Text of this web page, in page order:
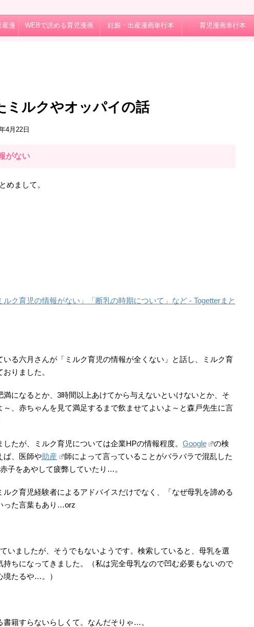
産漫 WEBで読める育児漫画 妊娠・出産漫画単行本 育児漫画単行本
ミルクやオッパイの話
4月22日
がない
めまして。
ク育児の情報がない」「断乳の時期について」など - Togetterまと
る六月さんが「ミルク育児の情報が全くない」と話し、ミルク育
りました。
満になるとか、3時間以上あけてから与えないといけないとか、そ
、赤ちゃんを見て満足するまで飲ませてよいよ～と森戸先生に言
たが、ミルク育児については企業HPの情報程度。 Google
の検
ば、医師や助産
師によって言っていることがバラバラで混乱した
子をあやして疲弊していたり…。
ク育児経験者によるアドバイスだけでなく、「なぜ母乳を諦める
った言葉もあり…orz
いましたが、そうでもないようです。検索していると、母乳を選
ちになってきました。（私は完全母乳なので凹む必要もないので
境たるや…。）
籍すらないらしくて。なんだそりゃ…。